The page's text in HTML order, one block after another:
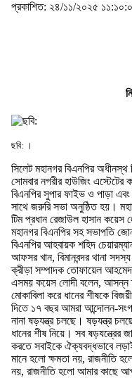
প্রকাশিত: ২৪/১১/২০২৫
ছবি: ।
সিলেট মহানগর বিএনপির অধীনস্থ
সোমবার নগরীর হাউজিং
বিএনপির সুপার ফাইভ ও পাড়া
সাথে জরুরি সভা অনুষ্ঠিত হয়।
টিম প্রধান রেজাউল হাসান
মহানগর বিএনপির সহ সভাপতি জোন
বিএনপির আহবায়ক শহিদ
আফসর খান, বিমানবন্দর থানা
ক্রীড়া সম্পাদক তোফায়েল
এসময় কয়েস লোদী বলেন, আসন্ন
মোকাবিলা করে ধানের শীষকে
দিতে ১৭ বছর আমরা আন্দোলন-
নানা ষড়যন্ত্র চলছে। ষড়যন্ত্র
ধানের শীষ নিয়ে। সব ষড়যন্ত্রের
করতে সবাইকে ঐক্যবদ্ধভাবে
মানে হলো ক্ষমতা নয়, রাজনীতি
নয়, রাজনীতি হলো আমার কাছে